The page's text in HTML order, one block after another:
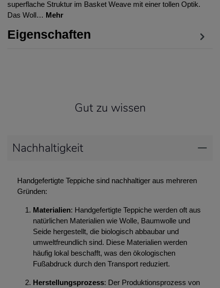
superflache Struktur im Basket Weave mit einer tollen Optik.
Das Woll… Mehr
Eigenschaften
Gut zu wissen
Nachhaltigkeit
Handgefertigte Teppiche sind nachhaltiger aus mehreren
Gründen:
Materialien: Handgefertigte Teppiche werden oft aus
natürlichen Materialien wie Wolle, Baumwolle und
Seide hergestellt, die biologisch abbaubar und
umweltfreundlich sind. Diese Materialien werden
häufig lokal beschafft, was den ökologischen
Fußabdruck durch den Transport reduziert.
Herstellungsprozess: Der Produktionsprozess von